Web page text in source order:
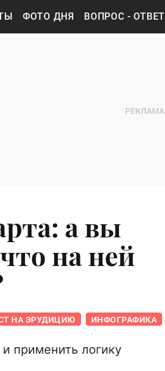
ФОТО ДНЯ ВОПРОС - ОТВЕТ
а вы
на ней
НА ЭРУДИЦИЮ ИНФОГРАФИКА
применить логику